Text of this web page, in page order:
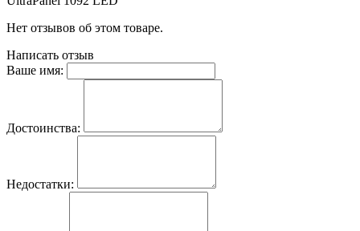
Нет отзывов об этом товаре.
Написать отзыв
Ваше имя:
Достоинства:
Недостатки: